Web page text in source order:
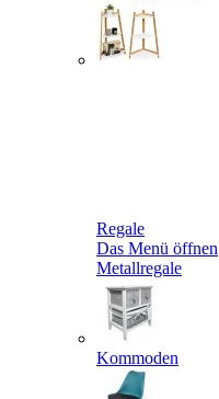
Regale
Das Menü öffnen
Metallregale
Kommoden